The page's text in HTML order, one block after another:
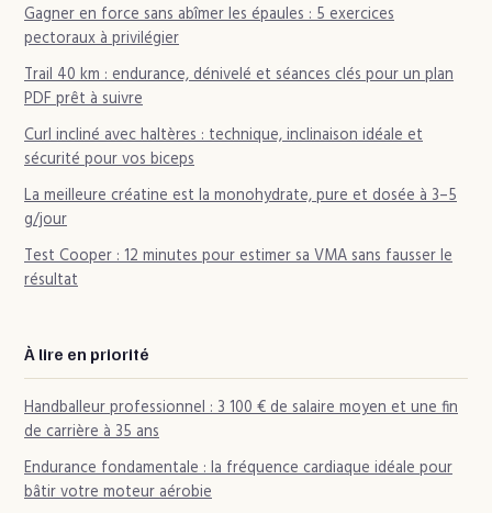
Gagner en force sans abîmer les épaules : 5 exercices
pectoraux à privilégier
Trail 40 km : endurance, dénivelé et séances clés pour un plan
PDF prêt à suivre
Curl incliné avec haltères : technique, inclinaison idéale et
sécurité pour vos biceps
La meilleure créatine est la monohydrate, pure et dosée à 3–5
g/jour
Test Cooper : 12 minutes pour estimer sa VMA sans fausser le
résultat
À lire en priorité
Handballeur professionnel : 3 100 € de salaire moyen et une fin
de carrière à 35 ans
Endurance fondamentale : la fréquence cardiaque idéale pour
bâtir votre moteur aérobie